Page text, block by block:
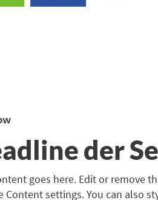
der
goes here. Edit or remove
Content settings. You can also